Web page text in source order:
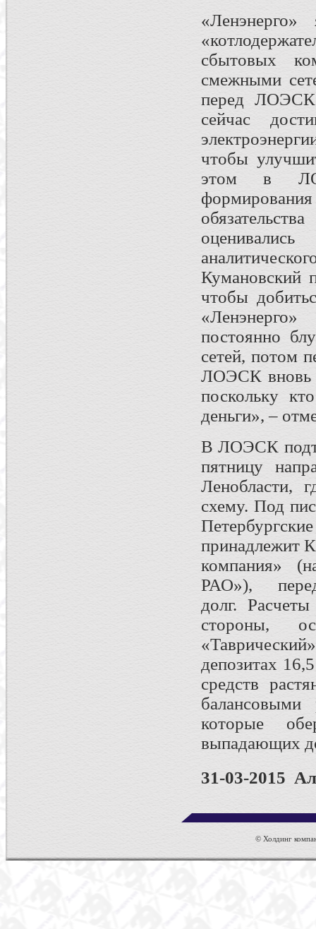
сбытовых
смежными
перед
сейчас
чтобы
этом в
формирования
Кумановский
чтобы
постоянно
сетей, потом
ЛОЭСК вновь
поскольку
деньги», –
В ЛОЭСК
пятницу
Ленобласти,
схему. Под
принадлежит
компания»
РАО»),
долг.
стороны,
депозитах
средств
которые
выпадающих
31-03-2015
© Холдинг